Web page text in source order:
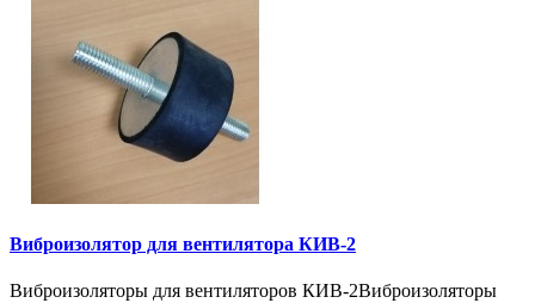
Виброизолятор для вентилятора КИВ-2
Виброизоляторы для вентиляторов КИВ-2Виброизоляторы